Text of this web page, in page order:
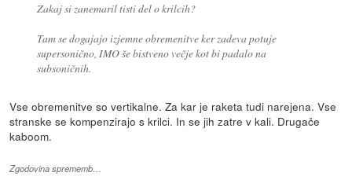
Zakaj si zanemaril tisti del o krilcih?
Tam se dogajajo izjemne obremenitve ker zadeva potuje
supersonično, IMO še bistveno večje kot bi padalo na
subsoničnih.
Vse obremenitve so vertikalne. Za kar je raketa tudi narejena. Vse
stranske se kompenzirajo s krilci. In se jih zatre v kali. Drugače
kaboom.
Zgodovina sprememb…